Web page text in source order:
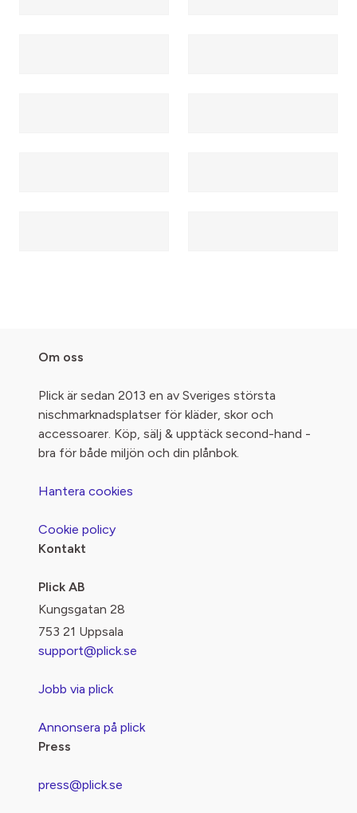
Om oss
Plick är sedan 2013 en av Sveriges största
nischmarknadsplatser för kläder, skor och
accessoarer. Köp, sälj & upptäck second-hand -
bra för både miljön och din plånbok.
Hantera cookies
Cookie policy
Kontakt
Plick AB
Kungsgatan 28
753 21 Uppsala
support@plick.se
Jobb via plick
Annonsera på plick
Press
press@plick.se